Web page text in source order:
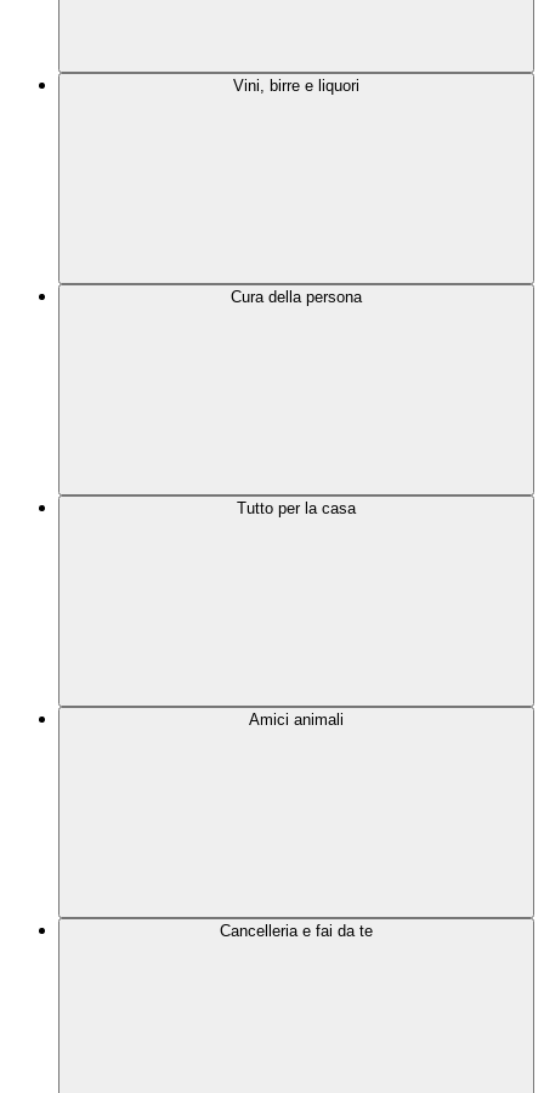
Vini, birre e liquori
Cura della persona
Tutto per la casa
Amici animali
Cancelleria e fai da te